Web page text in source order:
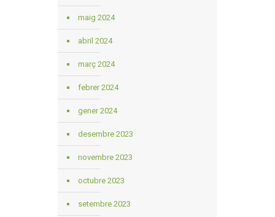
maig 2024
abril 2024
març 2024
febrer 2024
gener 2024
desembre 2023
novembre 2023
octubre 2023
setembre 2023